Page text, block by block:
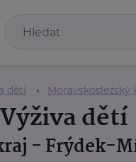
dětí Moravskoslezský
dětí
- Frýdek-